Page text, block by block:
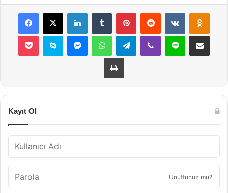
Facebook
X LinkedInTumblr PinterestReddit VKontakte
Pocket Skype MessengerWhatsAppTelegramViber Line E-Posta ile
Yazdır
Kayıt Ol
Unuttunuz mu?